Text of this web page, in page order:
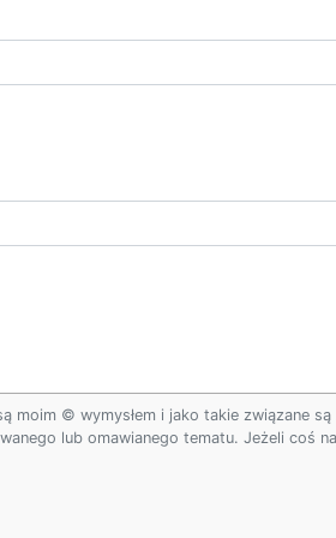
© wymysłem i jako takie związane są
lub omawianego tematu. Jeżeli coś